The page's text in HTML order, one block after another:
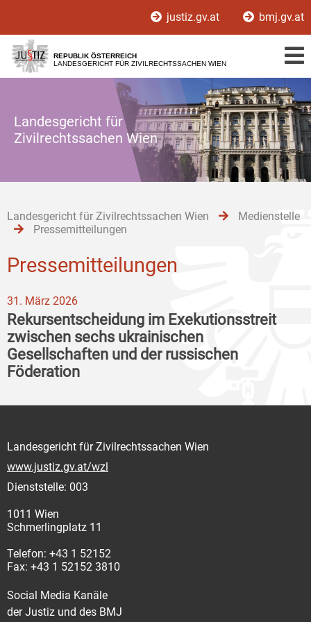
[1]
[2]
justiz.gv.at bmj.gv.at
REPUBLIK ÖSTERREICH
LANDESGERICHT FÜR ZIVILRECHTSSACHEN WIEN
Landesgericht für
Zivilrechtssachen Wien
Landesgericht für Zivilrechtssachen Wien
Medienstelle
Pressemitteilungen
Pressemitteilungen
31. März 2026
Rekursentscheidung im Exekutionsstreit
zwischen sechs ukrainischen
Gesellschaften und der russischen
Föderation
Landesgericht für Zivilrechtssachen Wien
www.justiz.gv.at/wzl
Dienststelle: 003
1011 Wien
Schmerlingplatz 11
Telefon: +43 1 52152
Fax: +43 1 52152 3810
Social Media Kanäle
der Justiz und des BMJ